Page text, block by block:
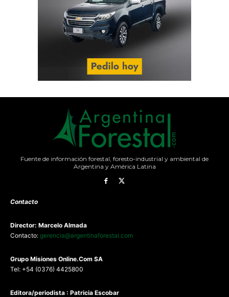
Fuente de información forestal, foresto-industrial y ambiental de
Argentina y América Latina
Contacto
Director: Marcelo Almada
Contacto: gerencia@argentinaforestal.com
Grupo Misiones Online.Com SA
Tel: +54 (0376) 4425800
Editora/periodista : Patricia Escobar